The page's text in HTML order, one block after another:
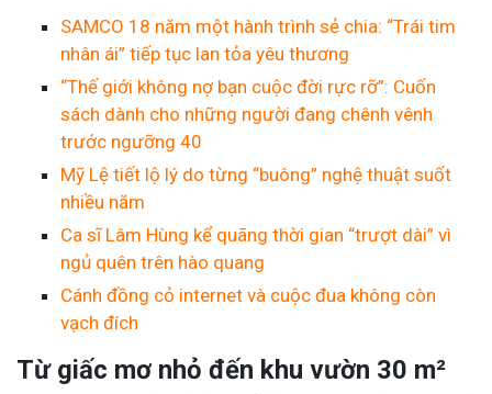
SAMCO 18 năm một hành trình sẻ chia: “Trái tim
nhân ái” tiếp tục lan tỏa yêu thương
“Thế giới không nợ bạn cuộc đời rực rỡ”: Cuốn
sách dành cho những người đang chênh vênh
trước ngưỡng 40
Mỹ Lệ tiết lộ lý do từng “buông” nghệ thuật suốt
nhiều năm
Ca sĩ Lâm Hùng kể quãng thời gian “trượt dài” vì
ngủ quên trên hào quang
Cánh đồng cỏ internet và cuộc đua không còn
vạch đích
Từ giấc mơ nhỏ đến khu vườn 30 m²